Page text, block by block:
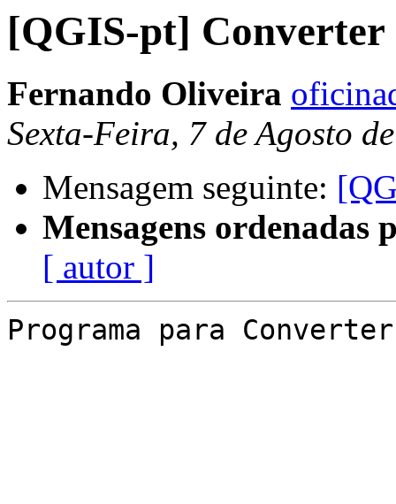
[QGIS-pt] Converter
Fernando Oliveira
Sexta-Feira, 7 de Agosto
Mensagem seguinte:
Mensagens ordenadas
[ autor ]
Programa para Converter